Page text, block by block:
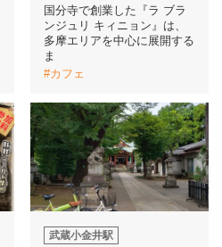
国分寺で創業した『ラ ブラ
ンジュリ キィニョン』は、
多摩エリアを中心に展開する
ま
#カフェ
武蔵小金井駅